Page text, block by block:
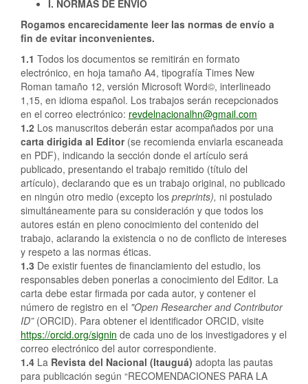
I. NORMAS DE ENVÍO
Rogamos encarecidamente leer las normas de envío a
fin de evitar inconvenientes.
1.1 Todos los documentos se remitirán en formato
electrónico, en hoja tamaño A4, tipografía Times New
Roman tamaño 12, versión Microsoft Word©, interlineado
1,15, en idioma español. Los trabajos serán recepcionados
en el correo electrónico: revdelnacionalhn@gmail.com
1.2 Los manuscritos deberán estar acompañados por una
carta dirigida al Editor (se recomienda enviarla escaneada
en PDF), indicando la sección donde el artículo será
publicado, presentando el trabajo remitido (título del
artículo), declarando que es un trabajo original, no publicado
en ningún otro medio (excepto los preprints), ni postulado
simultáneamente para su consideración y que todos los
autores están en pleno conocimiento del contenido del
trabajo, aclarando la existencia o no de conflicto de intereses
y respeto a las normas éticas.
1.3 De existir fuentes de financiamiento del estudio, los
responsables deben ponerlas a conocimiento del Editor. La
carta debe estar firmada por cada autor, y contener el
número de registro en el "Open Researcherand Contributor
ID”(ORCID). Para obtener el identificador ORCID, visite
https://orcid.org/signin de cada uno de los investigadores y el
correo electrónico del autor correspondiente.
1.4 La Revista del Nacional (Itauguá) adopta las pautas
para publicación según “RECOMENDACIONES PARA LA